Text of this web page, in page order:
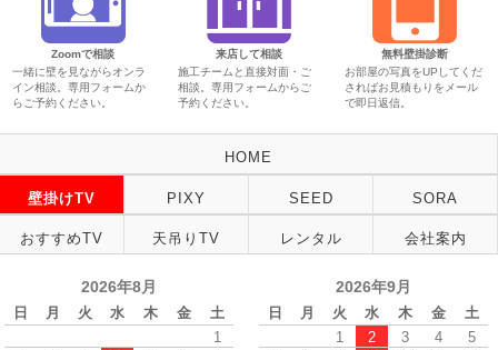
Zoomで相談
一緒に壁を見ながらオンラ
イン相談。専用フォームか
らご予約ください。
来店して相談
施工チームと直接対面・ご
相談。専用フォームからご
予約ください。
無料壁掛診断
お部屋の写真をUPしてくだ
さればお見積もりをメール
で即日返信。
HOME
壁掛けTV PIXY SEED SORA
おすすめTV 天吊りTV レンタル 会社案内
2026年8月
日 月 火 水 木 金
土
1
2026年9月
日 月 火 水 木 金
土
1
2 3 4
5